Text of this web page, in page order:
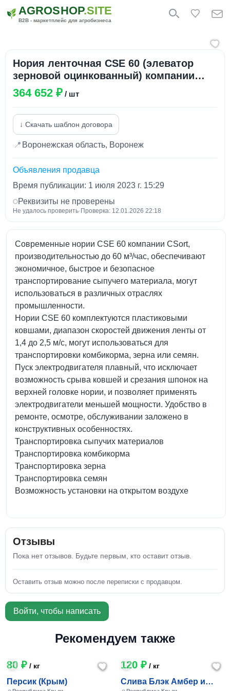
AGROSHOP.SITE
B2B - маркетплейс для агробизнеса
Нория ленточная CSE 60 (элеватор
зерновой оцинкованный) компании
CSort
364 652 ₽ / шт
↓ Скачать шаблон договора
📍 Воронежская область, Воронеж
Объявления продавца
Время публикации: 1 июля 2023 г. 15:29
Реквизиты не проверены
Не удалось проверить· Проверка: 12.01.2026 22:18
Современные нории CSE 60 компании CSort,
производительностью до 60 м³/час, обеспечивают
экономичное, быстрое и безопасное
транспортирование сыпучего материала, могут
использоваться в различных отраслях
промышленности.
Нории CSE 60 комплектуются пластиковыми
ковшами, диапазон скоростей движения ленты от
1,4 до 2,5 м/с, могут использоваться для
транспортировки комбикорма, зерна или семян.
Пуск электродвигателя плавный, что исключает
возможность срыва ковшей и срезания шпонок на
верхней головке нории, и позволяет применять
электродвигатели меньшей мощности. Удобство в
ремонте, осмотре, обслуживании заложено в
конструктивных особенностях.
Транспортировка сыпучих материалов
Транспортировка комбикорма
Транспортировка зерна
Транспортировка семян
Возможность установки на открытом воздухе
Отзывы
Пока нет отзывов. Будьте первым, кто оставит отзыв.
Оставить отзыв можно после переписки с продавцом.
Войти, чтобы написать
Рекомендуем также
80 ₽ / кг
Персик (Крым)
120 ₽/ кг
Слива Блэк Амбер и